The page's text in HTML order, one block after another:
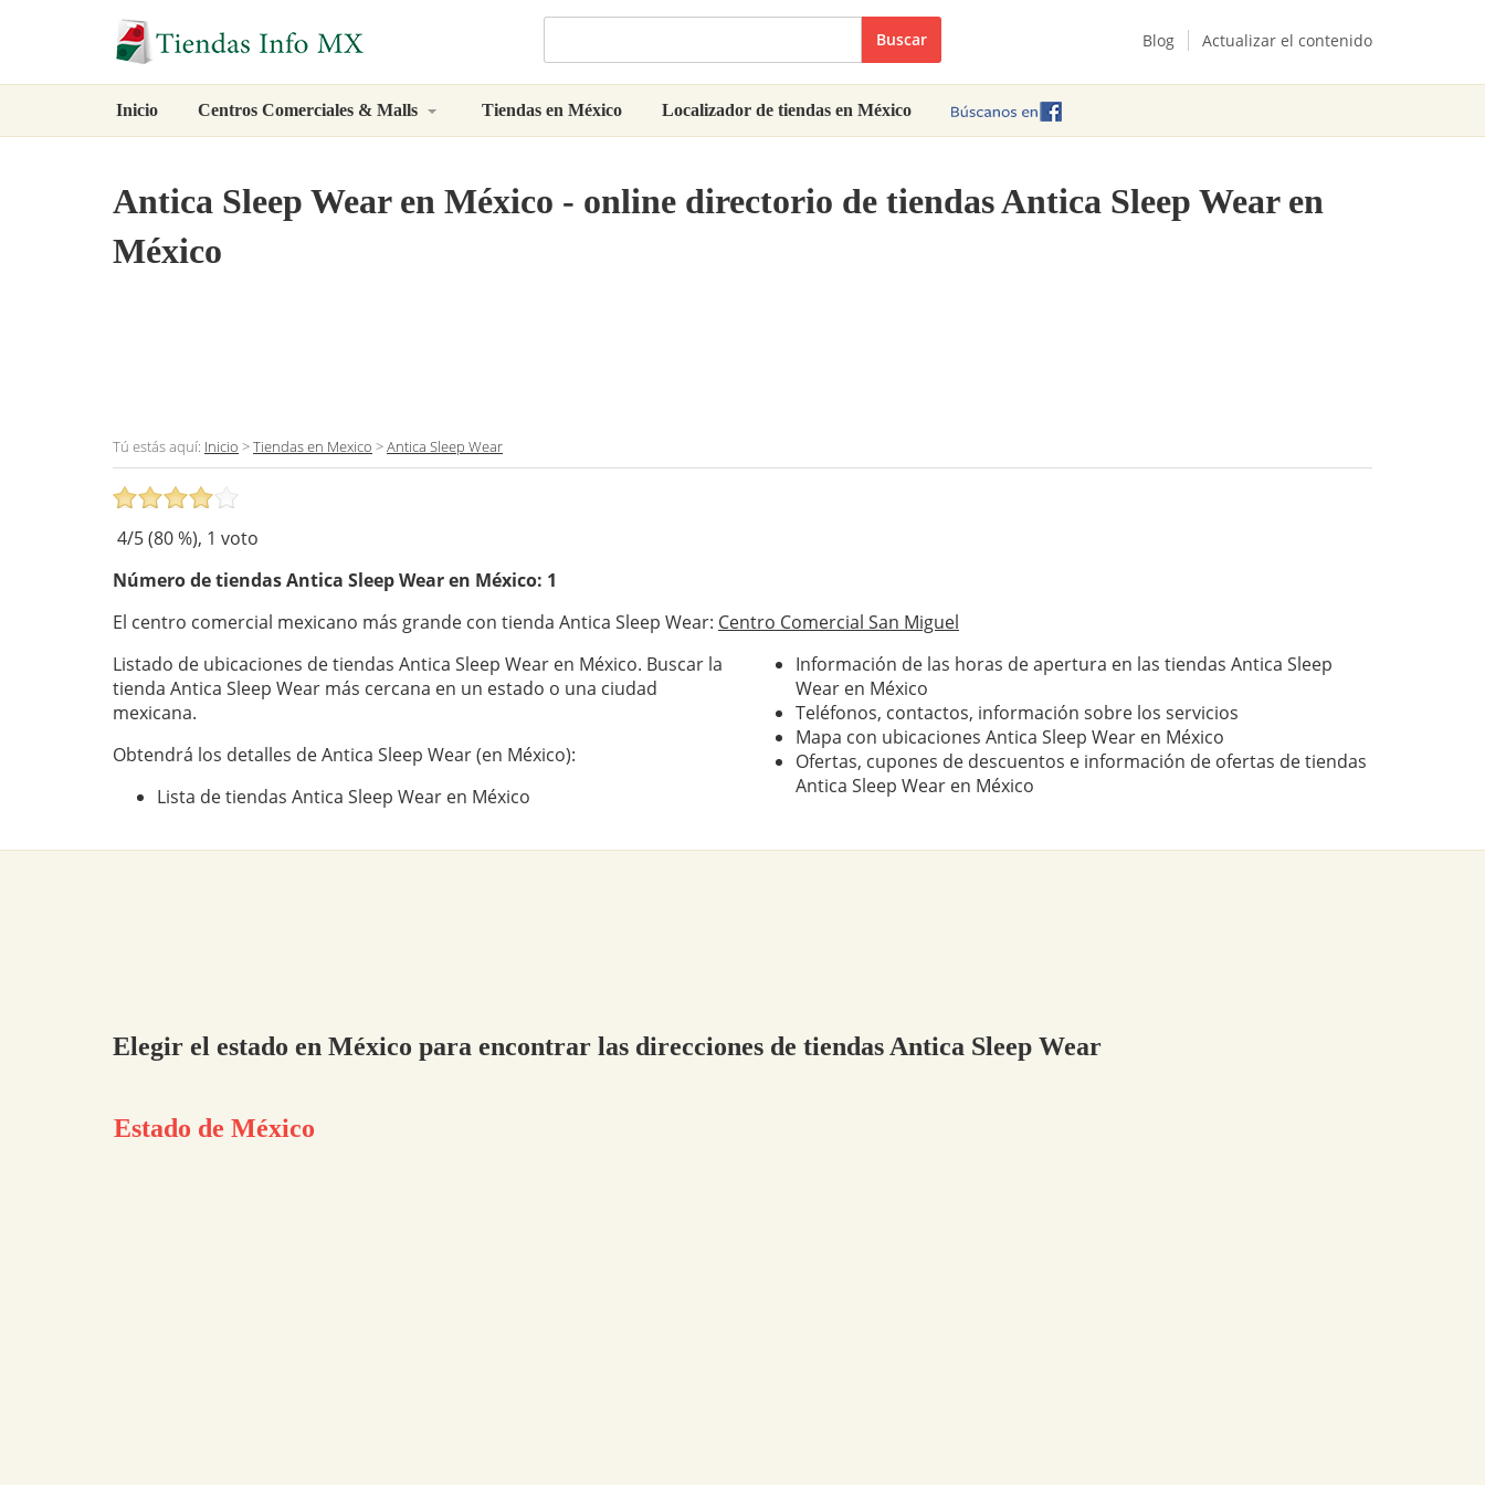
Buscar Blog Actualizar el contenido
Inicio Centros Comerciales & Malls Tiendas en México Localizador de tiendas en México
Antica Sleep Wearen México - online directorio de tiendas Antica Sleep Wear en
México
Tú estás aquí: Inicio >Tiendas en Mexico >Antica Sleep Wear
4/5 (80%), 1 voto
Número de tiendasAntica Sleep Wearen México: 1
El centro comercial mexicano más grande con tienda Antica Sleep Wear: Centro Comercial San Miguel
Listado de ubicaciones de tiendas Antica Sleep Wear en México. Buscar la
tienda Antica Sleep Wear más cercana en un estado o una ciudad
mexicana.
Obtendrá los detalles de Antica Sleep Wear (en México):
Lista de tiendas Antica Sleep Wear en México
Información de las horas de apertura en las tiendas Antica Sleep
Wear en México
Teléfonos, contactos, información sobre los servicios
Mapa con ubicaciones Antica Sleep Wear en México
Ofertas, cupones de descuentos e información de ofertas de tiendas
Antica Sleep Wear en México
Elegir el estado en México para encontrar las direcciones de tiendas Antica Sleep Wear
Estado de México